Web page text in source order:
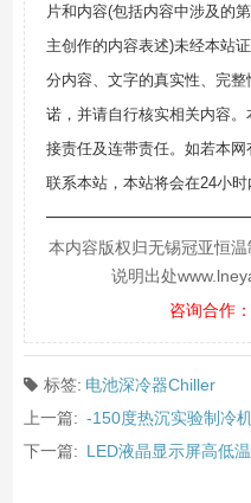
片和内容(包括内容中涉及的
主创作的内容表述)未经本站
分内容、文字的真实性、完
诺，并请自行核实相关内容
接责任及连带责任。如若本
联系本站，本站将会在24小时
本内容版权归无锡冠亚恒
说明出处
咨询合作：
标签: 电池深冷器Chiller
上一篇: -150度热沉实验制冷
下一篇: LED液晶显示屏高低